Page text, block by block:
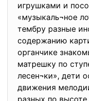
игрушками и
«музыкаль¬ное
тембру разные
содержанию
органчике
матрешку по
лесен¬ки», дети
движения
разных по